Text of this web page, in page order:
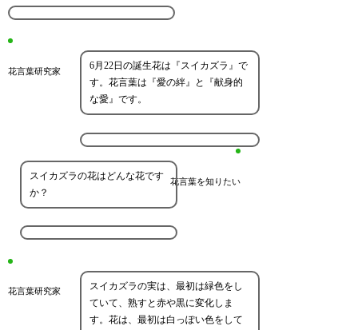
花言葉研究家
6月22日の誕生花は『スイカズラ』で
す。花言葉は『愛の絆』と『献身的
な愛』です。
花言葉を知りたい
スイカズラの花はどんな花です
か？
花言葉研究家
スイカズラの実は、最初は緑色をし
ていて、熟すと赤や黒に変化しま
す。花は、最初は白っぽい色をして